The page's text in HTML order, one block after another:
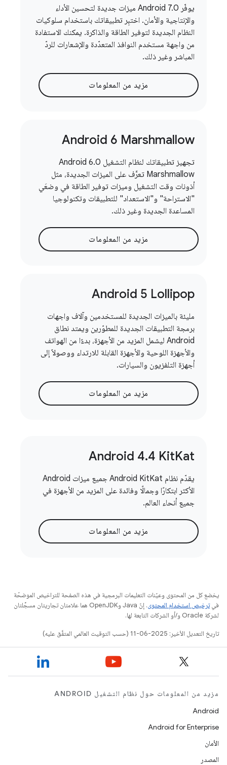
يوفّر Android 7.0 ميزات جديدة لتحسين الأداء
والإنتاجية والأمان. اختبِر تطبيقاتك باستخدام سلوكيات
النظام الجديدة لتوفير الطاقة والذاكرة. يمكنك الاستفادة
من واجهة مستخدم النوافذ المتعدّدة والإشعارات للردّ
المباشر وغير ذلك.
مزيد من المعلومات
Android 6 Marshmallow
تجهيز تطبيقاتك لنظام التشغيل Android 6.0
Marshmallow تعرَّف على الميزات الجديدة، مثل
أذونات وقت التشغيل وميزات توفير الطاقة في وضعَي
"الاستراحة" و"الاستعداد" للتطبيقات وتكنولوجيا
المساعدة الجديدة وغير ذلك.
مزيد من المعلومات
Android 5 Lollipop
مليئة بالميزات الجديدة للمستخدمين وآلاف واجهات
برمجة التطبيقات الجديدة للمطوّرين ويمتد نطاق
Android ليشمل المزيد من الأجهزة، بدءًا من الهواتف
والأجهزة اللوحية والأجهزة القابلة للارتداء ووصولاً إلى
أجهزة التلفزيون والسيارات.
مزيد من المعلومات
Android 4.4 KitKat
يقدّم نظام Android KitKat جميع ميزات Android
الأكثر ابتكارًا وجمالًا وفائدة على المزيد من الأجهزة في
جميع أنحاء العالم.
مزيد من المعلومات
يخضع كل من المحتوى وعيّنات التعليمات البرمجية في هذه الصفحة للتراخيص الموضحّة
فيترخيص استخدام المحتوى
. إنّ Java وOpenJDK هما علامتان تجاريتان مسجَّلتان
لشركة Oracle و/أو الشركات التابعة لها.
تاريخ التعديل الأخير: 2025-06-11 (حسب التوقيت العالمي المتفَّق عليه)
مزيد من المعلومات حول نظام التشغيل ANDROID
Android
Android for Enterprise
الأمان
المصدر